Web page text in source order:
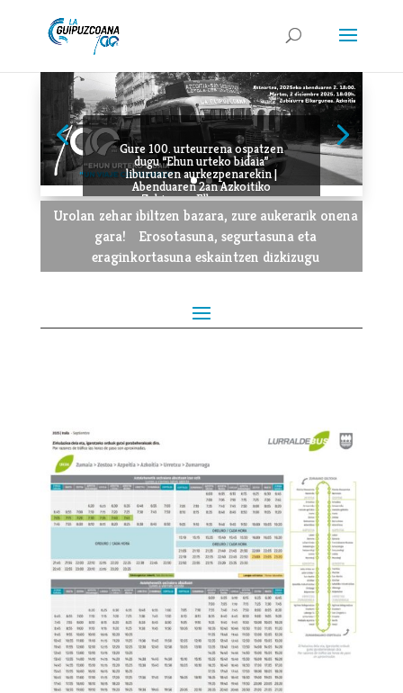
Gure 100. urteurrena ospatzen
dugu “Ehun urteko bidaia”
liburuaren aurkezpenarekin |
Abenduaren 2an Azkoitiko
Zubiaurre Elkargunean
Urolan zehar ibiltzen bazara, zure aukerarik onena
gara!
Erosotasuna, segurtasuna eta
eraginkortasuna eskaintzen dizkizugu